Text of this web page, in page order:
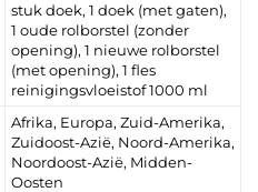
stuk doek, 1 doek (met gaten),
1 oude rolborstel (zonder
opening), 1 nieuwe rolborstel
(met opening), 1 fles
reinigingsvloeistof 1000 ml
Afrika, Europa, Zuid-Amerika,
Zuidoost-Azië, Noord-Amerika,
Noordoost-Azië, Midden-
Oosten